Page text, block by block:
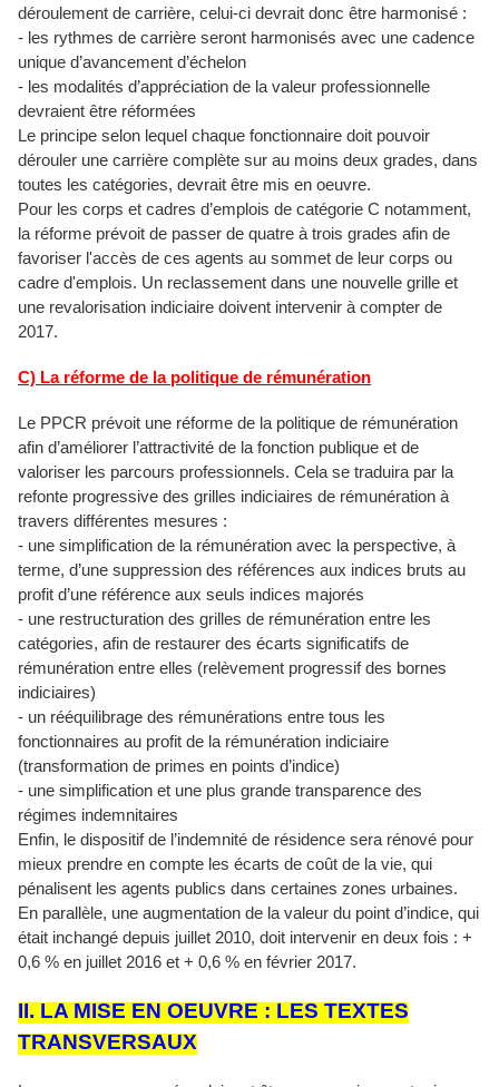
déroulement de carrière, celui-ci devrait donc être harmonisé :
- les rythmes de carrière seront harmonisés avec une cadence
unique d’avancement d’échelon
- les modalités d’appréciation de la valeur professionnelle
devraient être réformées
Le principe selon lequel chaque fonctionnaire doit pouvoir
dérouler une carrière complète sur au moins deux grades, dans
toutes les catégories, devrait être mis en oeuvre.
Pour les corps et cadres d’emplois de catégorie C notamment,
la réforme prévoit de passer de quatre à trois grades afin de
favoriser l'accès de ces agents au sommet de leur corps ou
cadre d'emplois. Un reclassement dans une nouvelle grille et
une revalorisation indiciaire doivent intervenir à compter de
2017.
C) La réforme de la politique de rémunération
Le PPCR prévoit une réforme de la politique de rémunération
afin d’améliorer l’attractivité de la fonction publique et de
valoriser les parcours professionnels. Cela se traduira par la
refonte progressive des grilles indiciaires de rémunération à
travers différentes mesures :
- une simplification de la rémunération avec la perspective, à
terme, d’une suppression des références aux indices bruts au
profit d’une référence aux seuls indices majorés
- une restructuration des grilles de rémunération entre les
catégories, afin de restaurer des écarts significatifs de
rémunération entre elles (relèvement progressif des bornes
indiciaires)
- un rééquilibrage des rémunérations entre tous les
fonctionnaires au profit de la rémunération indiciaire
(transformation de primes en points d’indice)
- une simplification et une plus grande transparence des
régimes indemnitaires
Enfin, le dispositif de l’indemnité de résidence sera rénové pour
mieux prendre en compte les écarts de coût de la vie, qui
pénalisent les agents publics dans certaines zones urbaines.
En parallèle, une augmentation de la valeur du point d’indice, qui
était inchangé depuis juillet 2010, doit intervenir en deux fois : +
0,6 % en juillet 2016 et + 0,6 % en février 2017.
II. LA MISE EN OEUVRE : LES TEXTES
TRANSVERSAUX